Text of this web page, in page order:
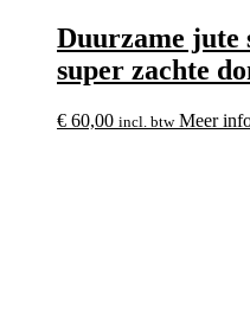
Duurzame jute
super zachte
€ 60,00 incl. btw Meer